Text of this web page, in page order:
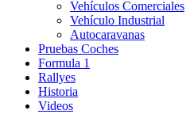
Vehículos Comerciales
Vehículo Industrial
Autocaravanas
Pruebas Coches
Formula 1
Rallyes
Historia
Videos